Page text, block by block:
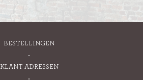
BESTELLINGEN
KLANT ADRESSEN